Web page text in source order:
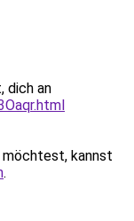
dich an
kannst
.